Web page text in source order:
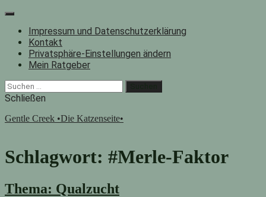
Zum
springenImpressum und Datenschutzerklärung
Kontakt
Privatsphäre-Einstellungen ändern
Mein Ratgeber
Facebook
Instagram
"Suche"-
Button
Suchen
nach:
Schließen
Gentle Creek •Die Katzenseite•
Schlagwort: #Merle-Faktor
Thema: Qualzucht